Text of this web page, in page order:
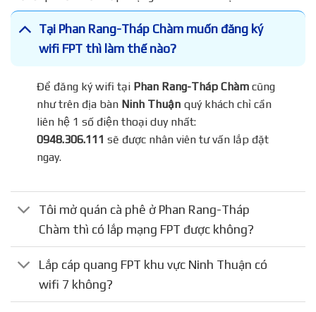
Tại Phan Rang-Tháp Chàm muốn đăng ký
wifi FPT thì làm thế nào?
Để đăng ký wifi tạiPhan Rang-Tháp Chàmcũng
như trên địa bànNinh Thuậnquý khách chỉ cần
liên hệ 1 số điện thoại duy nhất:
0948.306.111 sẽ được nhân viên tư vấn lắp đặt
ngay.
Tôi mở quán cà phê ở Phan Rang-Tháp
Chàm thì có lắp mạng FPT được không?
Lắp cáp quang FPT khu vực Ninh Thuận có
wifi 7 không?